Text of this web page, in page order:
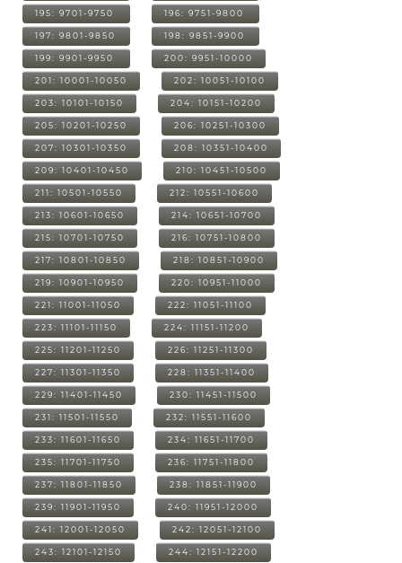
195: 9701-9750 196: 9751-9800
197: 9801-9850 198: 9851-9900
199: 9901-9950 200: 9951-10000
201: 10001-10050 202: 10051-10100
203: 10101-10150 204: 10151-10200
205: 10201-10250 206: 10251-10300
207: 10301-10350 208: 10351-10400
209: 10401-10450 210: 10451-10500
211: 10501-10550 212: 10551-10600
213: 10601-10650 214: 10651-10700
215: 10701-10750 216: 10751-10800
217: 10801-10850 218: 10851-10900
219: 10901-10950 220: 10951-11000
221: 11001-11050 222: 11051-11100
223: 11101-11150 224: 11151-11200
225: 11201-11250 226: 11251-11300
227: 11301-11350 228: 11351-11400
229: 11401-11450 230: 11451-11500
231: 11501-11550 232: 11551-11600
233: 11601-11650 234: 11651-11700
235: 11701-11750 236: 11751-11800
237: 11801-11850 238: 11851-11900
239: 11901-11950 240: 11951-12000
241: 12001-12050 242: 12051-12100
243: 12101-12150 244: 12151-12200